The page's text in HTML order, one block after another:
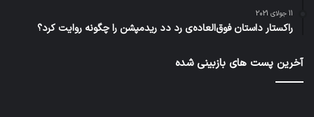
11 جولای 2021
راکستار داستان فوق‌العاده‌ی رد دد ریدمپشن را چگونه روایت کرد؟
آخرین پست های بازبینی شده